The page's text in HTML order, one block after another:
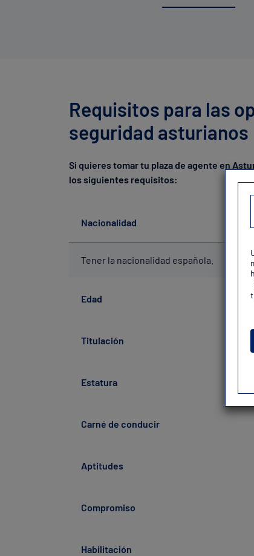
Requisitos para las
seguridad asturianos
Si quieres tomar tu plaza de agente en
los siguientes requisitos:
Nacionalidad
Tener la nacionalidad española.
Edad
Titulación
Estatura
Carné de conducir
Aptitudes
Compromiso
Habilitación